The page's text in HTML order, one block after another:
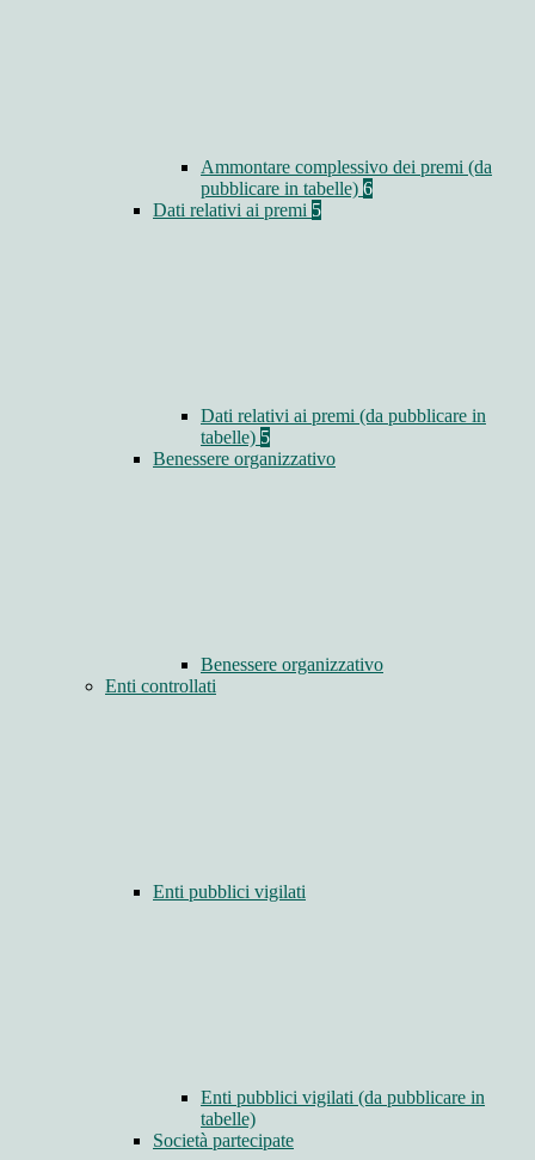
Ammontare complessivo dei premi (da
pubblicare in tabelle) 6
Dati relativi ai premi 5
Dati relativi ai premi (da pubblicare in
tabelle) 5
Benessere organizzativo
Benessere organizzativo
Enti controllati
Enti pubblici vigilati
Enti pubblici vigilati (da pubblicare in
tabelle)
Società partecipate